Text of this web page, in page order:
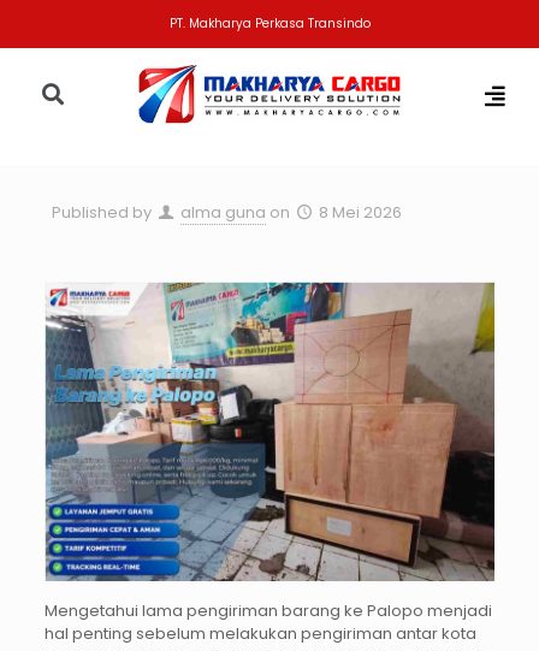
PT. Makharya Perkasa Transindo
Published by alma guna on 8 Mei 2026
Mengetahui lama pengiriman barang ke Palopo menjadi
hal penting sebelum melakukan pengiriman antar kota